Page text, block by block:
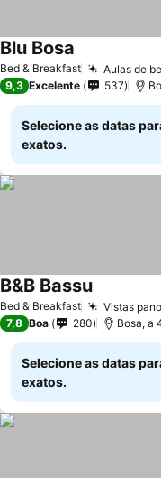
Bed & Breakfast Aulas de
Blu Bosa
9,3 Excelente 537
Selecione as datas
exatos.
Bed & Breakfast Vistas
B&B Bassu
7,8 Boa 280 Bosa, a
Selecione as datas
exatos.